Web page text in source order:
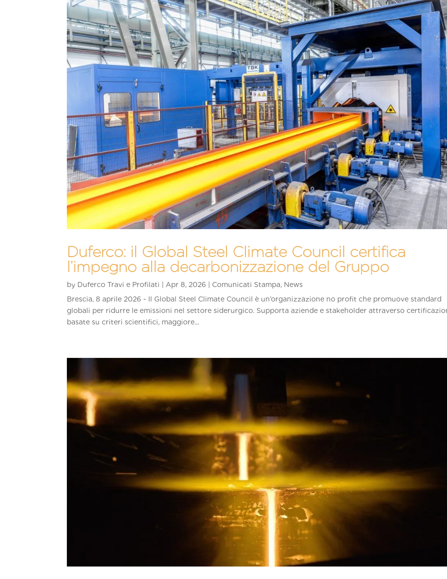
Duferco: il Global Steel Climate Council certifica
l’impegno alla decarbonizzazione del Gruppo
by Duferco Travi e Profilati Apr 8, 2026 Comunicati Stampa, News
Brescia, 8 aprile 2026 - Il Global Steel Climate Council è un’organizzazione no profit che promuove standard
globali per ridurre le emissioni nel settore siderurgico. Supporta aziende e stakeholder attraverso
basate su criteri scientifici, maggiore...